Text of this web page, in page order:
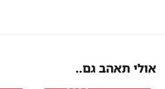
אולי תאהב גם..